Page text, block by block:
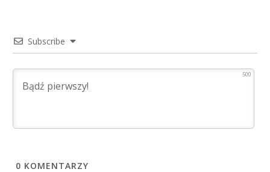
Subscribe
500
0 KOMENTARZY